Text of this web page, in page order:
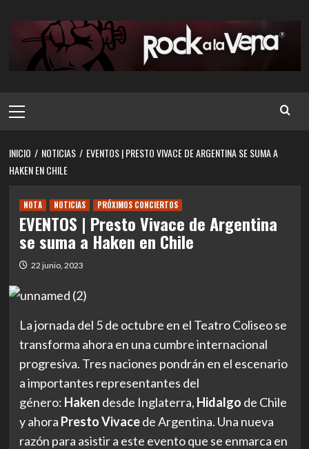
contenido
principal
INICIO NOTICIAS
EVENTOS | PRESTO VIVACE DE ARGENTINA SE SUMA A
HAKEN EN CHILE
NOTA NOTICIAS PRÓXIMOS CONCIERTOS
EVENTOS | Presto Vivace de Argentina
se suma a Haken en Chile
22 junio, 2023
La jornada del 5 de octubre en el Teatro Coliseo se
transforma ahora en una cumbre internacional
progresiva. Tres naciones pondrán en el escenario
a importantes representantes del
género: Haken desde Inglaterra, Hidalgo de Chile
y ahora Presto Vivacede Argentina. Una nueva
razón para asistir a este evento que se enmarca en